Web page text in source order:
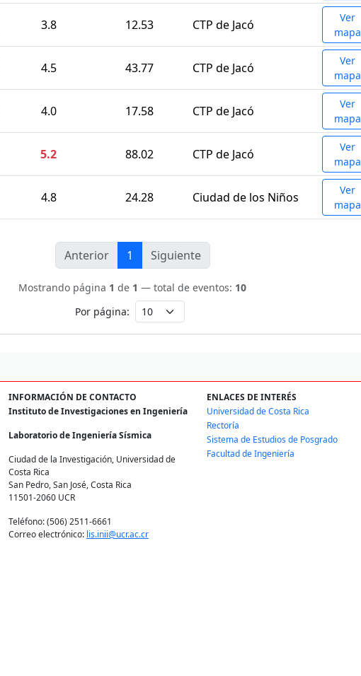
3.8 12.53 CTP de Jacó
Ver
mapa
4.5 43.77 CTP de Jacó
Ver
mapa
4.0 17.58 CTP de Jacó
Ver
mapa
5.2 88.02 CTP de Jacó
Ver
mapa
4.8 24.28 Ciudad de los Niños
Ver
mapa
Anterior 1 Siguiente
Mostrando página 1 de 1 — total de eventos: 10
Por página:
INFORMACIÓN DE CONTACTO
Instituto de Investigaciones en Ingeniería
Laboratorio de Ingeniería Sísmica
Ciudad de la Investigación, Universidad de
Costa Rica
San Pedro, San José, Costa Rica
11501-2060 UCR
Teléfono: (506) 2511-6661
Correo electrónico: lis.inii@ucr.ac.cr
ENLACES DE INTERÉS
Universidad de Costa Rica
Rectoría
Sistema de Estudios de Posgrado
Facultad de Ingeniería